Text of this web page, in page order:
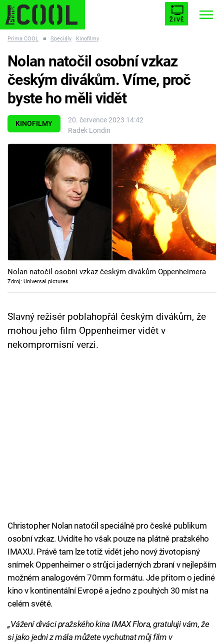
ŽIVĚ
ESCAPE PLNEJ KOTEL AVENGERS 5
Témata
Seriály
Hry
Cool Esport
Pořady
TV Program
Přihlášení
Prima COOL ■ Speciály Kinofilmy
KINOFILMY
20. července 2023 14:42
Radek Londin
Nolan natočil osobní vzkaz
českým divákům. Víme, proč
byste ho měli vidět
Nolan natočil osobní vzkaz českým divákům Oppenheimera
Zdroj: Universal pictures
Slavný režisér poblahopřál českým divákům, že
mohou jeho film Oppenheimer vidět v
nekompromisní verzi.
Christopher Nolan natočil speciálně pro české publikum
osobní vzkaz. Uvidíte ho však pouze na plátně pražského
IMAXU. Právě tam lze totiž vidět jeho nový životopisný
snímek Oppenheimer o strůjci jaderných zbraní v nejlepším
možném analogovém 70mm formátu. Jde přitom o jediné
kino v kontinentální Evropě a jedno z pouhých 30 míst na
celém světě.
„Vážení diváci pražského kina IMAX Flora, gratuluji vám, že
si jako jedni z mála můžete vychutnat můj film v